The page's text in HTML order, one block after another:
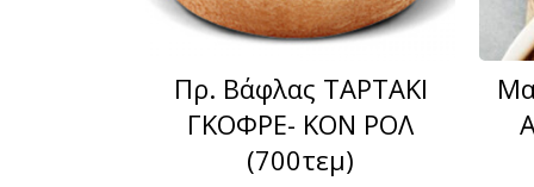
Πρ. Βάφλας ΤΑΡΤΑΚΙ
ΓΚΟΦΡΕ- ΚΟΝ ΡΟΛ
(700τεμ)